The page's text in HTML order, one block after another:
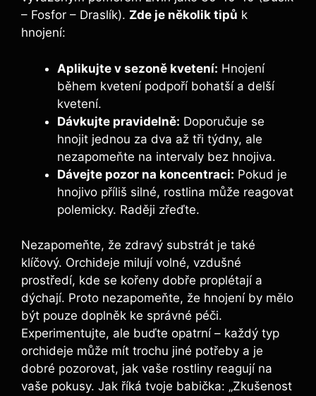
– Fosfor – Draslík). Zde je několik tipů k
hnojení:
Aplikujte v sezoně kvetení: Hnojení
během kvetení podpoří bohatší a delší
kvetení.
Dávkujte pravidelně: Doporučuje se
hnojit jednou za dva až tři týdny, ale
nezapomeňte na intervaly bez hnojiva.
Dávejte pozor na koncentraci: Pokud je
hnojivo příliš silné, rostlina může reagovat
polemicky. Raději zřeďte.
Nezapomeňte, že zdravý substrát je také
klíčový. Orchideje milují volné, vzdušné
prostředí, kde se kořeny dobře proplétají a
dýchají. Proto nezapomeňte, že hnojení by mělo
být pouze doplněk ke správné péči.
Experimentujte, ale buďte opatrní – každý typ
orchideje může mít trochu jiné potřeby a je
dobré pozorovat, jak vaše rostliny reagují na
vaše pokusy. Jak říká tvoje babička: „Zkušenost